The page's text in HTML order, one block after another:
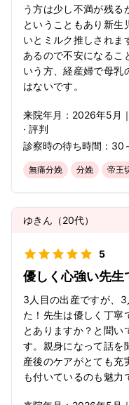
う方は少し不満が残る
ということもあり新生
いとミルク推しされま
あるので不安になるこ
いう方、経産婦で母乳
はないです。
来院年月： 2026年5月 ｜
· 評判
診察時の待ち時間： 30
無痛分娩 分娩 帝王
ゆきん （20代）
5
優しく心強い先生
3人目の出産ですが、
た！先生は優しく丁寧
とありますか？と聞い
す。親身になって話を
産後のケアがとても充
も付いているのも魅力